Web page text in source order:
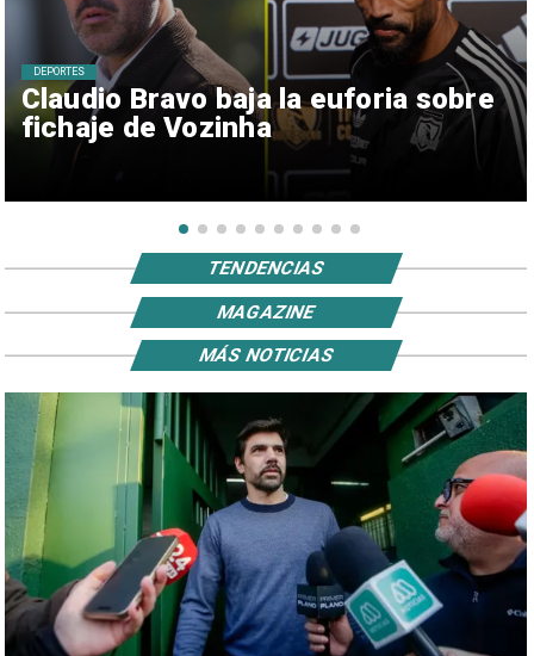
Claudio Bravo baja la euforia sobre
fichaje de Vozinha
DEPORTES
TENDENCIAS
MAGAZINE
MÁS NOTICIAS